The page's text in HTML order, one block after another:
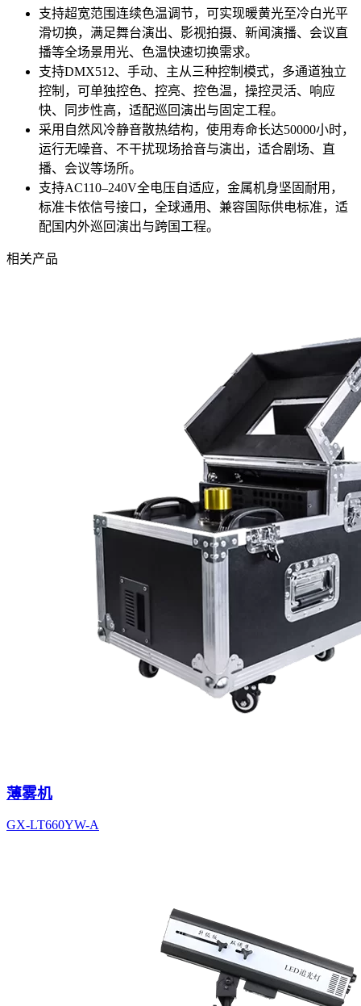
支持超宽范围连续色温调节，可实现暖黄光至冷白光平
滑切换，满足舞台演出、影视拍摄、新闻演播、会议直
播等全场景用光、色温快速切换需求。
支持DMX512、手动、主从三种控制模式，多通道独立
控制，可单独控色、控亮、控色温，操控灵活、响应
快、同步性高，适配巡回演出与固定工程。
采用自然风冷静音散热结构，使用寿命长达50000小时，
运行无噪音、不干扰现场拾音与演出，适合剧场、直
播、会议等场所。
支持AC110–240V全电压自适应，金属机身坚固耐用，
标准卡侬信号接口，全球通用、兼容国际供电标准，适
配国内外巡回演出与跨国工程。
相关产品
薄雾机
GX-LT660YW-A